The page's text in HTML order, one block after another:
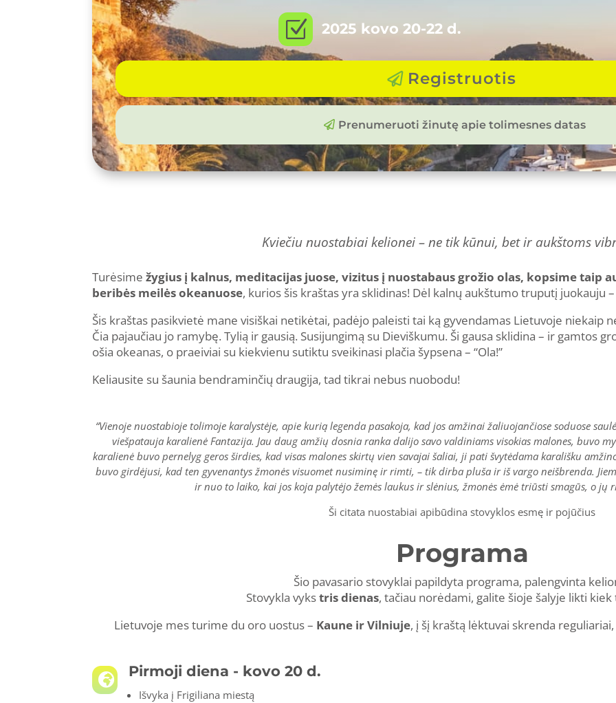
Z 2025 kovo 20-22 d.
Registruotis
Prenumeruoti žinutę apie tolimesnes datas
Kviečiu nuostabiai kelionei – ne tik kūnui, bet ir aukštoms
Turėsimežygius į kalnus, meditacijas juose, vizitus į nuostabaus grožio olas, kopsime taip
beribės meilės okeanuose, kurios šis kraštas yra sklidinas! Dėl kalnų aukštumo truputį juokauju
Šis kraštas pasikvietė mane visiškai netikėtai, padėjo paleisti tai ką gyvendamas Lietuvoje niekaip
Čia pajaučiau jo ramybę. Tylią ir gausią. Susijungimą su Dieviškumu. Ši gausa sklidina – ir gamtos
ošia okeanas, o praeiviai su kiekvienu sutiktu sveikinasi plačia šypsena – “Ola!”
Keliausite su šaunia bendraminčių draugija, tad tikrai nebus nuobodu!
“Vienoje nuostabioje tolimoje karalystėje, apie kurią legenda pasakoja, kad jos amžinai žaliuojančiose soduose
viešpatauja karalienė Fantazija. Jau daug amžių dosnia ranka dalijo savo valdiniams visokias malones, buvo
karalienė buvo pernelyg geros širdies, kad visas malones skirtų vien savajai šaliai, ji pati švytėdama karališku
buvo girdėjusi, kad ten gyvenantys žmonės visuomet nusiminę ir rimti, – tik dirba pluša ir iš vargo neišbrenda.
ir nuo to laiko, kai jos koja palytėjo žemės laukus ir slėnius, žmonės ėmė triūsti smagūs, o jų
Ši citata nuostabiai apibūdina stovyklos esmę ir pojūčius
Programa
Šio pavasario stovyklai papildyta programa, palengvinta
Stovykla vykstris dienas, tačiau norėdami, galite šioje šalyje likti
Lietuvoje mes turime du oro uostus – Kaune ir Vilniuje, į šį kraštą lėktuvai skrenda
 Pirmoji diena - kovo 20 d.
Išvyka į Frigiliana miestą